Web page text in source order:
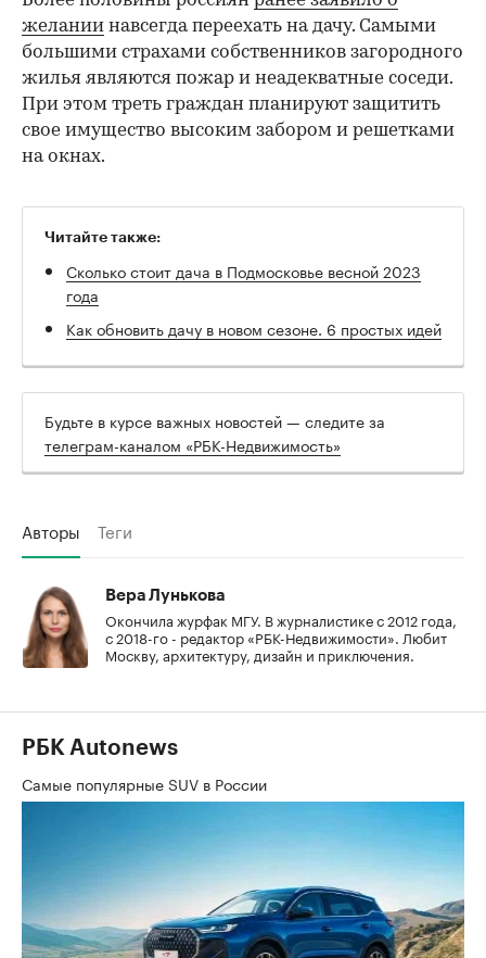
желании навсегда переехать на дачу. Самыми
большими страхами собственников загородного
жилья являются пожар и неадекватные соседи.
При этом треть граждан планируют защитить
свое имущество высоким забором и решетками
на окнах.
Читайте также:
Сколько стоит дача в Подмосковье весной 2023
года
Как обновить дачу в новом сезоне. 6 простых идей
Будьте в курсе важных новостей — следите за
телеграм-каналом «РБК-Недвижимость»
Авторы Теги
Вера Лунькова
Окончила журфак МГУ. В журналистике с 2012 года,
с 2018-го - редактор «РБК-Недвижимости». Любит
Москву, архитектуру, дизайн и приключения.
РБК Autonews
Самые популярные SUV в России